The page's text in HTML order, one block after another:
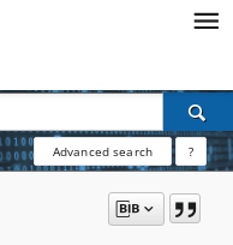
Advanced search ?